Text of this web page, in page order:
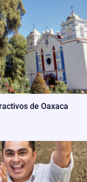
de Oaxaca